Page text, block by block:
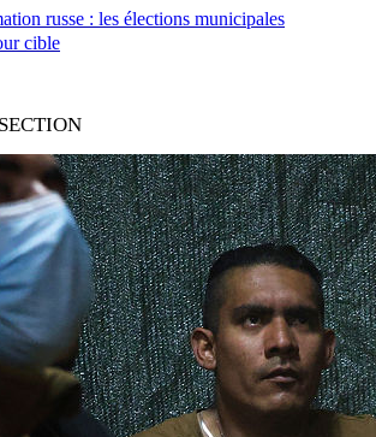
russe : les élections municipales
cible